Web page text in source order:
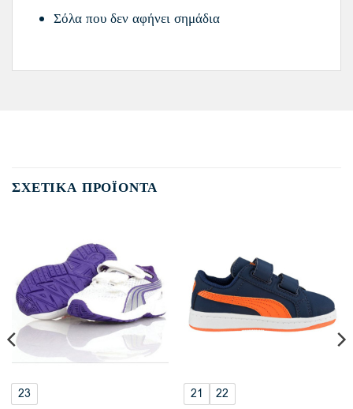
Σόλα που δεν αφήνει σημάδια
ΣΧΕΤΙΚΆ ΠΡΟΪΌΝΤΑ
23 21 22